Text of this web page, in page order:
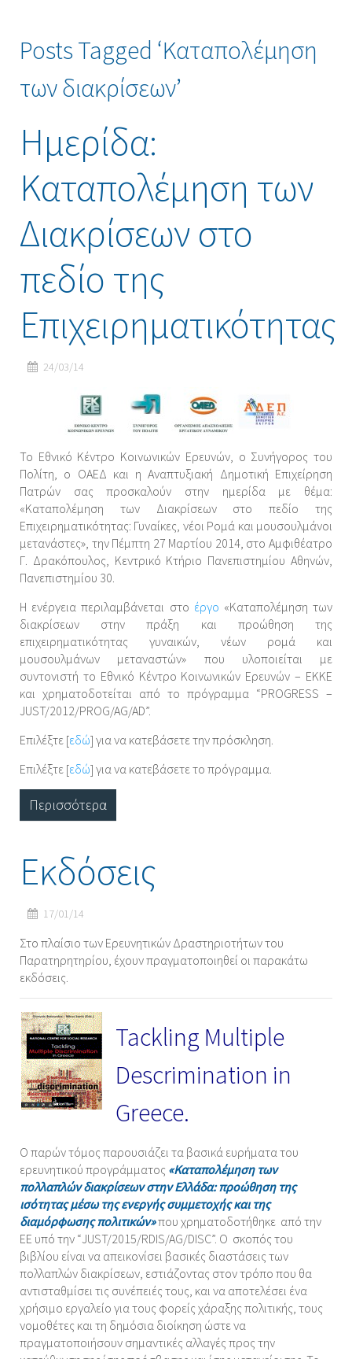
Posts Tagged ‘Καταπολέμηση
των διακρίσεων’
Ημερίδα:
Καταπολέμηση των
Διακρίσεων στο
πεδίο της
Επιχειρηματικότητας
24/03/14
Το Εθνικό Κέντρο Κοινωνικών Ερευνών, ο Συνήγορος του
Πολίτη, ο ΟΑΕΔ και η Αναπτυξιακή Δημοτική Επιχείρηση
Πατρών σας προσκαλούν στην ημερίδα με θέμα:
«Καταπολέμηση των Διακρίσεων στο πεδίο της
Επιχειρηματικότητας: Γυναίκες, νέοι Ρομά και μουσουλμάνοι
μετανάστες», την Πέμπτη 27 Μαρτίου 2014, στο Αμφιθέατρο
Γ. Δρακόπουλος, Κεντρικό Κτήριο Πανεπιστημίου Αθηνών,
Πανεπιστημίου 30.
Η ενέργεια περιλαμβάνεται στο έργο «Καταπολέμηση των
διακρίσεων στην πράξη και προώθηση της
επιχειρηματικότητας γυναικών, νέων ρομά και
μουσουλμάνων μεταναστών» που υλοποιείται με
συντονιστή το Εθνικό Κέντρο Κοινωνικών Ερευνών – ΕΚΚΕ
και χρηματοδοτείται από το πρόγραμμα “PROGRESS –
JUST/2012/PROG/AG/AD”.
Επιλέξτε [εδώ] για να κατεβάσετε την πρόσκληση.
Επιλέξτε [εδώ] για να κατεβάσετε το πρόγραμμα.
Περισσότερα
Εκδόσεις
17/01/14
Στο πλαίσιο των Ερευνητικών Δραστηριοτήτων του
Παρατηρητηρίου, έχουν πραγματοποιηθεί οι παρακάτω
εκδόσεις.
Tackling Multiple
Descrimination in
Greece.
Ο παρών τόμος παρουσιάζει τα βασικά ευρήματα του
ερευνητικού προγράμματος «Καταπολέμηση των
πολλαπλών διακρίσεων στην Ελλάδα: προώθηση της
ισότητας μέσω της ενεργής συμμετοχής και της
διαμόρφωσης πολιτικών»που χρηματοδοτήθηκε από την
ΕΕ υπό την “JUST/2015/RDIS/AG/DISC”. Ο σκοπός του
βιβλίου είναι να απεικονίσει βασικές διαστάσεις των
πολλαπλών διακρίσεων, εστιάζοντας στον τρόπο που θα
αντισταθμίσει τις συνέπειές τους, και να αποτελέσει ένα
χρήσιμο εργαλείο για τους φορείς χάραξης πολιτικής, τους
νομοθέτες και τη δημόσια διοίκηση ώστε να
πραγματοποιήσουν σημαντικές αλλαγές προς την